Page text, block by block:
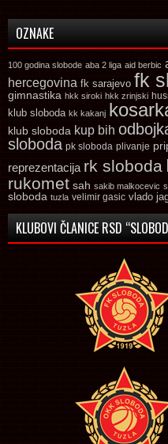
OZNAKE
100 godina slobode aba 2 liga aid berbic
hercegovina fk sarajevo fk
gimnastika hkk siroki hkk zrinjski
klub sloboda kk kakanj
klub sloboda kup bih
sloboda pk sloboda plivanje
reprezentacija rk sloboda
rukomet sah sakib malkocevic
sloboda tuzla velimir gasic vlado
KLUBOVI ČLANICE RSD